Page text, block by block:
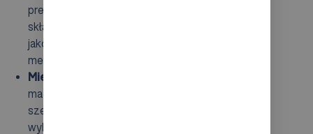
precyzyjne monitorowanie warunków
składowania, co jest kluczowe dla utrzymania
jakości oraz skuteczności leków i materiałów
medycznych,
Miejsca o ograniczonej przestrzeni
magazynach o wysokiej gęstości, takich jak
sześcienne systemy, możliwe jest maksymalne
wykorzystanie dostępnej powierzchni,